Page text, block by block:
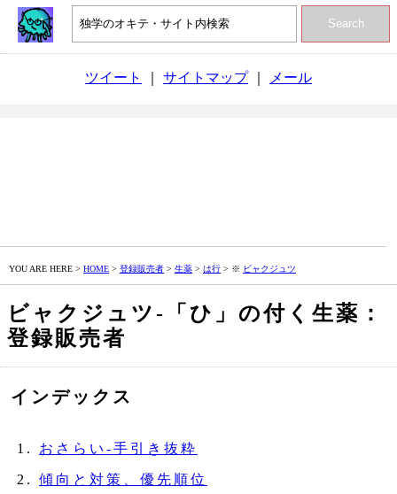
Search
ツイート サイトマップ｜ メール
YOU ARE HERE > HOME > 登録販売者 > 生薬 > は行 > ※ ビャクジュツ
ビャクジュツ‐「ひ」の付く生薬：
登録販売者
インデックス
おさらい‐手引き抜粋
傾向と対策、優先順位